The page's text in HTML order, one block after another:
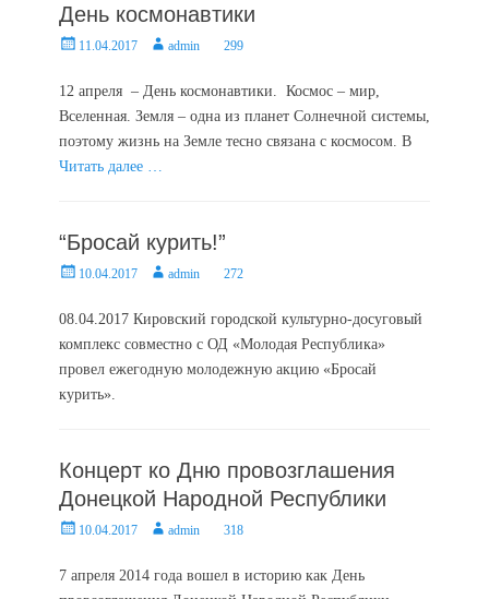
День космонавтики
Posted11.04.2017 Authoradmin 299
12 апреля – День космонавтики. Космос – мир,
Вселенная. Земля – одна из планет Солнечной системы,
поэтому жизнь на Земле тесно связана с космосом. В
Читать далее …
“Бросай курить!”
Posted10.04.2017 Authoradmin 272
08.04.2017 Кировский городской культурно-досуговый
комплекс совместно с ОД «Молодая Республика»
провел ежегодную молодежную акцию «Бросай
курить».
Концерт ко Дню провозглашения
Донецкой Народной Республики
Posted10.04.2017 Authoradmin 318
7 апреля 2014 года вошел в историю как День